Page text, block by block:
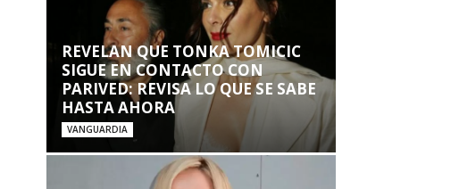
REVELAN QUE TONKA TOMICIC
SIGUE EN CONTACTO CON
PARIVED: REVISA LO QUE SE SABE
HASTA AHORA
VANGUARDIA